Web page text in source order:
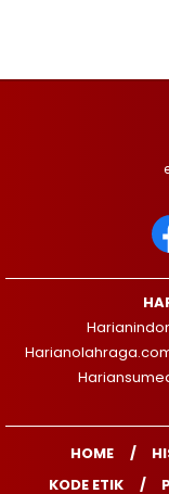
HOME
KODE ETIK